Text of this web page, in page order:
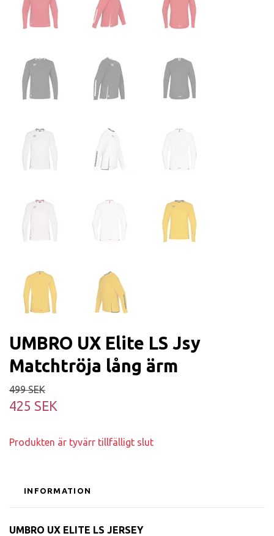
UMBRO UX Elite LS Jsy
Matchtröja lång ärm
499 SEK
425 SEK
Produkten är tyvärr tillfälligt slut
INFORMATION
UMBRO UX ELITE LS JERSEY